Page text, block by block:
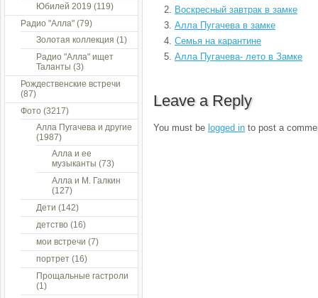
Воскресный завтрак в замке
Алла Пугачева в замке
Семья на карантине
Алла Пугачева- лето в Замке
Leave a Reply
You must be logged in to post a
Юбилей 2019 (119)
Радио "Алла" (79)
Золотая коллекция (1)
Радио "Алла" ищет
Таланты (3)
Рождественские встречи
(87)
Фото (3217)
Алла Пугачева и другие
(1987)
Алла и ее
музыканты (73)
Алла и М. Галкин
(127)
Дети (142)
детство (16)
мои встречи (7)
портрет (16)
Прощальные гастроли
(1)